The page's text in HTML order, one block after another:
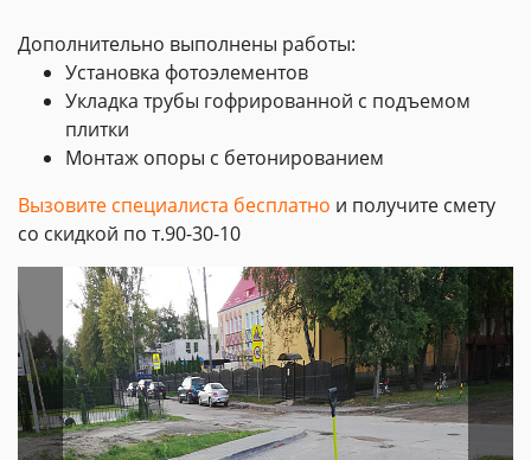
Дополнительно выполнены работы:
Установка фотоэлементов
Укладка трубы гофрированной с подъемом
плитки
Монтаж опоры с бетонированием
Вызовите специалиста бесплатно и получите смету
со скидкой по т.90-30-10